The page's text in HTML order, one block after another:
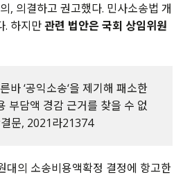
, 의결하고 권고했다. 민사소송법 개
. 하지만관련 법안은 국회 상임위원
바 ‘공익소송‘을 제기해 패소한
부담액 경감 근거를 찾을 수 없
문, 2021라21374
대의 소송비용액확정 결정에 항고한